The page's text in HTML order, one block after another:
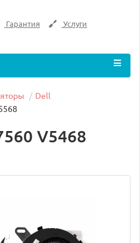
Гарантия
Услуги
Dell
V5468